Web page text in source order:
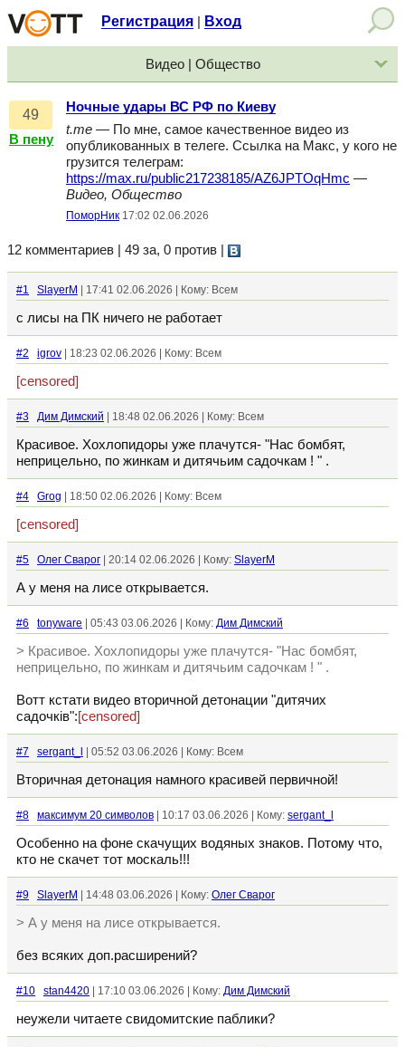
Регистрация Вход
Видео | Общество
49
В пену
Ночные удары ВС РФ по Киеву
t.me — По мне, самое качественное видео из
опубликованных в телеге. Ссылка на Макс, у кого не
грузится телеграм:
https://max.ru/public217238185/AZ6JPTOqHmc —
Видео, Общество
ПоморНик 17:02 02.06.2026
12 комментариев | 49 за, 0 против
#1 SlayerM | 17:41 02.06.2026 | Кому: Всем
с лисы на ПК ничего не работает
#2 igrov | 18:23 02.06.2026 | Кому: Всем
[censored]
#3 Дим Димский | 18:48 02.06.2026 | Кому: Всем
Красивое. Хохлопидоры уже плачутся- "Нас бомбят,
неприцельно, по жинкам и дитячьим садочкам ! " .
#4 Grog | 18:50 02.06.2026 | Кому: Всем
[censored]
#5 Олег Сварог | 20:14 02.06.2026 | Кому: SlayerM
А у меня на лисе открывается.
#6 tonyware | 05:43 03.06.2026 | Кому: Дим Димский
> Красивое. Хохлопидоры уже плачутся- "Нас бомбят,
неприцельно, по жинкам и дитячьим садочкам ! " .
Вотт кстати видео вторичной детонации "дитячих
садочкiв":[censored]
#7 sergant_l | 05:52 03.06.2026 | Кому: Всем
Вторичная детонация намного красивей первичной!
#8 максимум 20 символов | 10:17 03.06.2026 | Кому: sergant_l
Особенно на фоне скачущих водяных знаков. Потому что,
кто не скачет тот москаль!!!
#9 SlayerM | 14:48 03.06.2026 | Кому: Олег Сварог
> А у меня на лисе открывается.
без всяких доп.расширений?
#10 stan4420 | 17:10 03.06.2026 | Кому: Дим Димский
неужели читаете свидомитские паблики?